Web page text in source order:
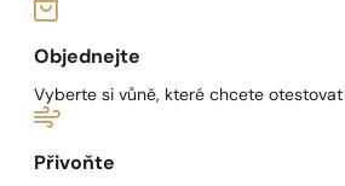
Objednejte
Vyberte si vůně, které chcete
Přivoňte